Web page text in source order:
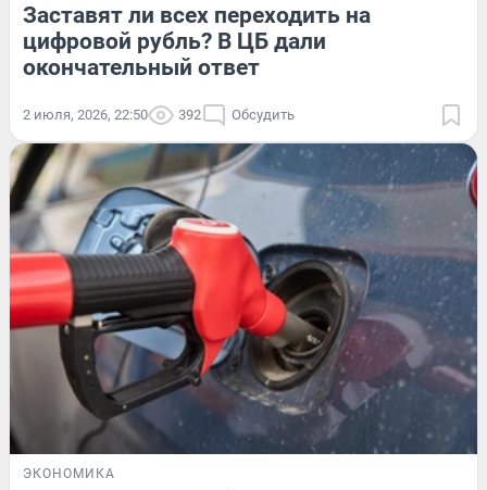
Заставят ли всех переходить на
цифровой рубль? В ЦБ дали
окончательный ответ
2 июля, 2026, 22:50 392 Обсудить
ЭКОНОМИКА